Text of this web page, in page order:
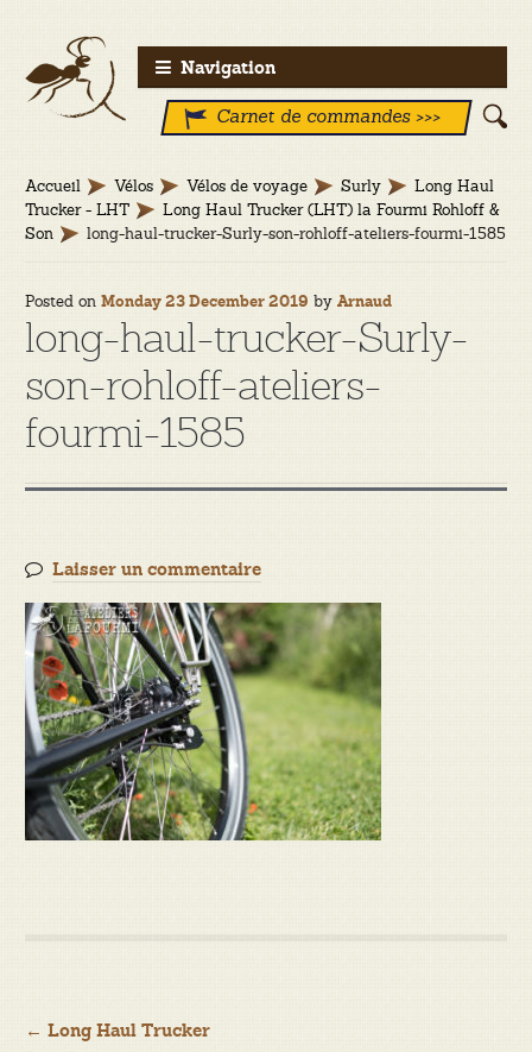
Aller
à
Aller
au
contenu
Navigation
Carnet de commandes >>>
Accueil Vélos Vélos de voyage Surly
Long Haul
Trucker - LHT
Long Haul Trucker (LHT) la Fourmi Rohloff &
Son
long-haul-trucker-Surly-son-rohloff-ateliers-fourmi-1585
Posted on Monday 23 December 2019 by Arnaud
long-haul-trucker-Surly-
son-rohloff-ateliers-
fourmi-1585
Laisser un commentaire
Navigation
← Long Haul Trucker